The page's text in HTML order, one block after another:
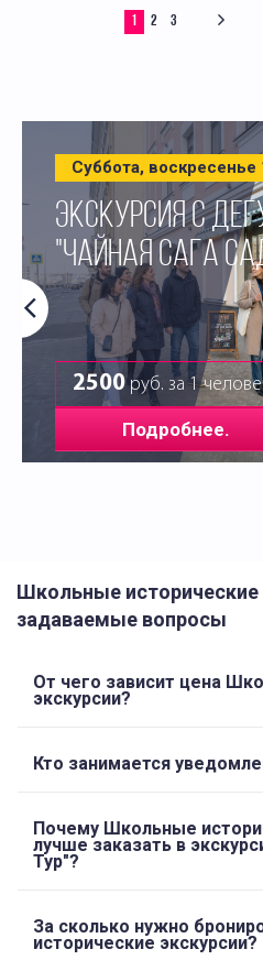
1 2 3
Суббота, воскресенье
ЭКСКУРСИЯ С
"ЧАЙНАЯ САГА
2500руб. за 1
Подробнее.
Школьные исторические
задаваемые вопросы
От чего зависит цена
экскурсии?
Кто занимается
Почему Школьные
лучше заказать в
Тур"?
За сколько нужно
исторические экскурсии?